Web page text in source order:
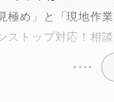
極め」と「現地作
ストップ対応！相